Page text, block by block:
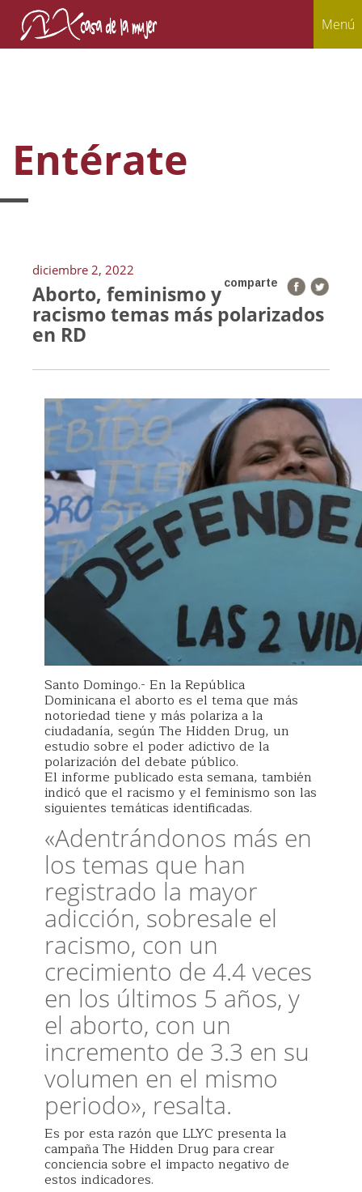
Menú
Entérate
diciembre 2, 2022
comparte
Aborto, feminismo y
racismo temas más polarizados
en RD
Santo Domingo.- En la República
Dominicana el aborto es el tema que más
notoriedad tiene y más polariza a la
ciudadanía, según The Hidden Drug, un
estudio sobre el poder adictivo de la
polarización del debate público.
El informe publicado esta semana, también
indicó que el racismo y el feminismo son las
siguientes temáticas identificadas.
«Adentrándonos más en
los temas que han
registrado la mayor
adicción, sobresale el
racismo, con un
crecimiento de 4.4 veces
en los últimos 5 años, y
el aborto, con un
incremento de 3.3 en su
volumen en el mismo
periodo», resalta.
Es por esta razón que LLYC presenta la
campaña The Hidden Drug para crear
conciencia sobre el impacto negativo de
estos indicadores.